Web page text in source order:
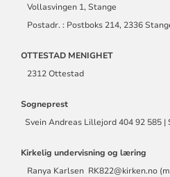
Vollasvingen 1, Stange
Postadr. : Postboks 214, 2336
OTTESTAD MENIGHET
2312 Ottestad
Sogneprest
Svein Andreas Lillejord 404 92 585 |
Kirkelig undervisning og læring
Ranya Karlsen RK822@kirken.no